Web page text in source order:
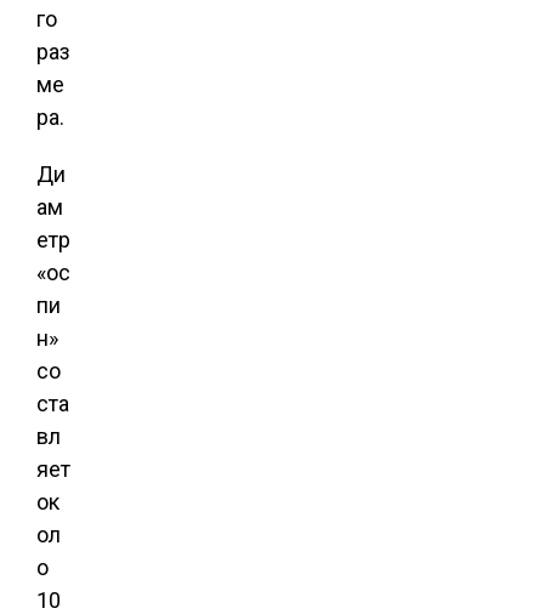
го
раз
ме
ра.
Ди
ам
етр
«ос
пи
н»
со
ста
вл
яет
ок
ол
о
10